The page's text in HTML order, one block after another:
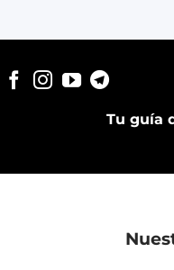
Tu guía